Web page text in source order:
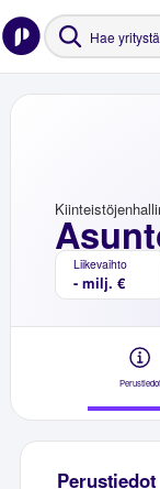
Liikevaihto
- milj. €
Perustiedot
Perustiedot